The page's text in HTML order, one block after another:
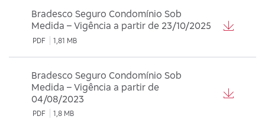
Bradesco Seguro Condomínio Sob
Medida – Vigência a partir de 23/10/2025
PDF 1,81 MB
Bradesco Seguro Condomínio Sob
Medida – Vigência a partir de
04/08/2023
PDF 1,8 MB